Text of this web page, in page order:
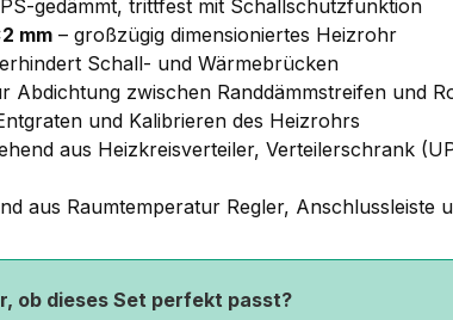
gedämmt, trittfest mit Schallschutzfunktion
mm – großzügig dimensioniertes Heizrohr
Schall- und Wärmebrücken
Abdichtung zwischen Randdämmstreifen und
und Kalibrieren des Heizrohrs
aus Heizkreisverteiler, Verteilerschrank
aus Raumtemperatur Regler, Anschlussleiste
ob dieses Set perfekt passt?